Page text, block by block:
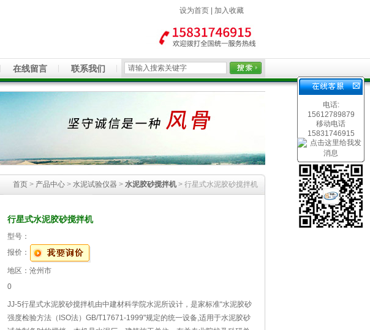
设为首页| 加入收藏
在线留言 联系我们
首页 > 产品中心 > 水泥试验仪器 > 水泥胶砂搅拌机> 行星式水泥胶砂搅拌机
行星式水泥胶砂搅拌机
型号：
报价：
地区：沧州市
0
JJ-5行星式水泥胶砂搅拌机由中建材科学院水泥所设计，是家标准“水泥胶砂
强度检验方法（ISO法）GB/T17671-1999"规定的统一设备,适用于水泥胶砂
电话:
15612789879
移动电话
15831746915